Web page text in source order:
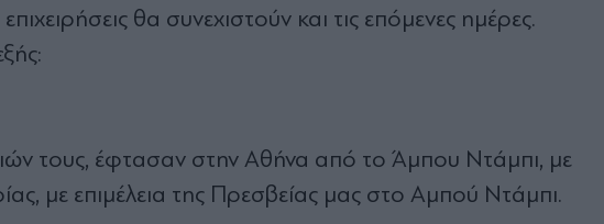
θα συνεχιστούν και τις επόμενες ημέρες.
τους, έφτασαν στην Αθήνα από το Άμπου Ντάμπι, με
με επιμέλεια της Πρεσβείας μας στο Αμπού Ντάμπι.